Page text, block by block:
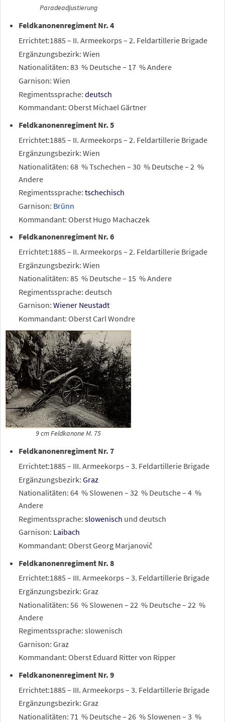
Paradeadjustierung
Feldkanonenregiment Nr. 4
Errichtet:1885 – II. Armeekorps – 2. Feldartillerie Brigade
Ergänzungsbezirk: Wien
Nationalitäten: 83 % Deutsche – 17 % Andere
Garnison: Wien
Regimentssprache: deutsch
Kommandant: Oberst Michael Gärtner
Feldkanonenregiment Nr. 5
Errichtet:1885 – II. Armeekorps – 2. Feldartillerie Brigade
Ergänzungsbezirk: Wien
Nationalitäten: 68 % Tschechen – 30 % Deutsche – 2 %
Andere
Regimentssprache: tschechisch
Garnison: Brünn
Kommandant: Oberst Hugo Machaczek
Feldkanonenregiment Nr. 6
Errichtet:1885 – II. Armeekorps – 2. Feldartillerie Brigade
Ergänzungsbezirk: Wien
Nationalitäten: 85 % Deutsche – 15 % Andere
Regimentssprache: deutsch
Garnison: Wiener Neustadt
Kommandant: Oberst Carl Wondre
9 cm Feldkanone M. 75
Feldkanonenregiment Nr. 7
Errichtet:1885 – III. Armeekorps – 3. Feldartillerie Brigade
Ergänzungsbezirk: Graz
Nationalitäten: 64 % Slowenen – 32 % Deutsche – 4 %
Andere
Regimentssprache: slowenisch und deutsch
Garnison: Laibach
Kommandant: Oberst Georg Marjanovič
Feldkanonenregiment Nr. 8
Errichtet:1885 – III. Armeekorps – 3. Feldartillerie Brigade
Ergänzungsbezirk: Graz
Nationalitäten: 56 % Slowenen – 22 % Deutsche – 22 %
Andere
Regimentssprache: slowenisch
Garnison: Graz
Kommandant: Oberst Eduard Ritter von Ripper
Feldkanonenregiment Nr. 9
Errichtet:1885 – III. Armeekorps – 3. Feldartillerie Brigade
Ergänzungsbezirk: Graz
Nationalitäten: 71 % Deutsche – 26 % Slowenen – 3 %